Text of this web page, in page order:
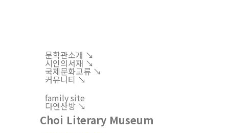
문학관소개 ↘︎
시인의서재 ↘︎
국제문화교류 ↘︎
커뮤니티 ↘︎
family site
다연산방 ↘︎
Choi Literary Museum